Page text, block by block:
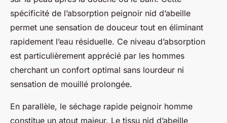
spécificité de l’absorption peignoir nid d’abeille
permet une sensation de douceur tout en éliminant
rapidement l’eau résiduelle. Ce niveau d’absorption
est particulièrement apprécié par les hommes
cherchant un confort optimal sans lourdeur ni
sensation de mouillé prolongée.
En parallèle, le séchage rapide peignoir homme
constitue un atout majeur. Le tissu nid d’abeille